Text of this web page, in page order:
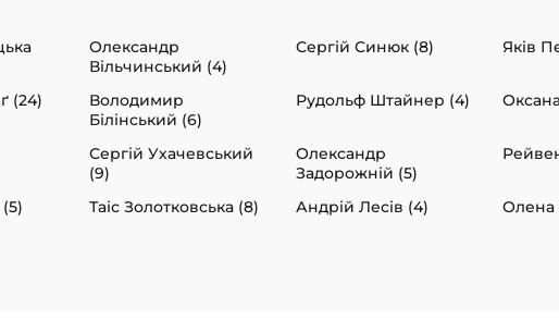
Олександр
Вільчинський (4)
Сергій Синюк (8) Яків
(24)
Володимир
Білінський (6)
Рудольф Штайнер (4)
Сергій Ухачевський
(9)
Олександр
Задорожній (5)
Таіс Золотковська (8) Андрій Лесів (4) Олена